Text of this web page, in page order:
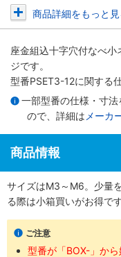
商品詳細をもっと見
座金組込十字穴付なべ
ジです。
型番PSET3-12に関する
一部型番の仕様・寸
ので、詳細は メーカ
商品情報
サイズはM3～M6。少量
る際は小箱買いがお得です
ご注意
型番が「BOX-」か